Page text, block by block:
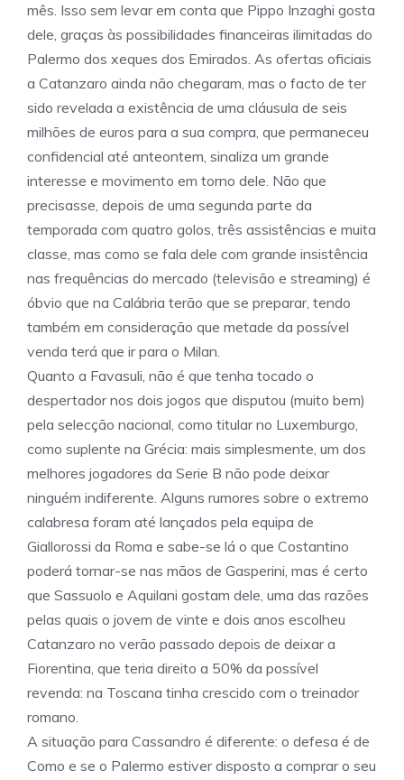
mês. Isso sem levar em conta que Pippo Inzaghi gosta
dele, graças às possibilidades financeiras ilimitadas do
Palermo dos xeques dos Emirados. As ofertas oficiais
a Catanzaro ainda não chegaram, mas o facto de ter
sido revelada a existência de uma cláusula de seis
milhões de euros para a sua compra, que permaneceu
confidencial até anteontem, sinaliza um grande
interesse e movimento em torno dele. Não que
precisasse, depois de uma segunda parte da
temporada com quatro golos, três assistências e muita
classe, mas como se fala dele com grande insistência
nas frequências do mercado (televisão e streaming) é
óbvio que na Calábria terão que se preparar, tendo
também em consideração que metade da possível
venda terá que ir para o Milan.
Quanto a Favasuli, não é que tenha tocado o
despertador nos dois jogos que disputou (muito bem)
pela selecção nacional, como titular no Luxemburgo,
como suplente na Grécia: mais simplesmente, um dos
melhores jogadores da Serie B não pode deixar
ninguém indiferente. Alguns rumores sobre o extremo
calabresa foram até lançados pela equipa de
Giallorossi da Roma e sabe-se lá o que Costantino
poderá tornar-se nas mãos de Gasperini, mas é certo
que Sassuolo e Aquilani gostam dele, uma das razões
pelas quais o jovem de vinte e dois anos escolheu
Catanzaro no verão passado depois de deixar a
Fiorentina, que teria direito a 50% da possível
revenda: na Toscana tinha crescido com o treinador
romano.
A situação para Cassandro é diferente: o defesa é de
Como e se o Palermo estiver disposto a comprar o seu